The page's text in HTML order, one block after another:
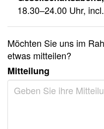
18.30–24.00 Uhr,
Möchten Sie uns im
etwas mitteilen?
Mitteilung